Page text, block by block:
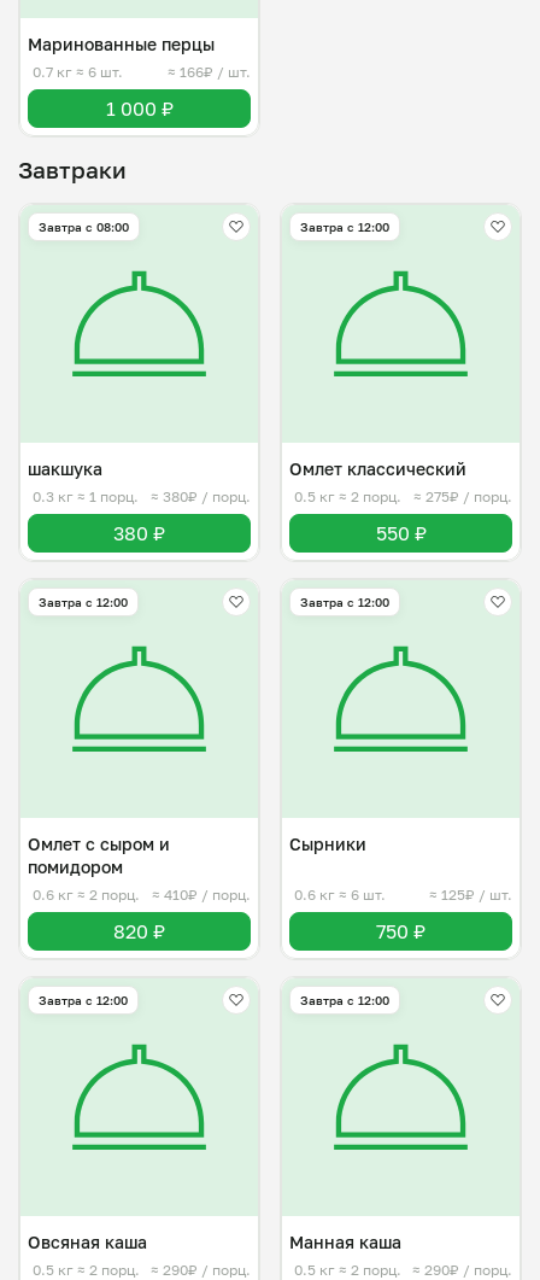
Маринованные перцы
0.7 кг ≈ 6 шт. ≈ 166₽ / шт.
1 000 ₽
Завтраки
Завтра c 08:00
шакшука
0.3 кг ≈ 1 порц. ≈ 380₽ / порц.
380 ₽
Завтра c 12:00
Омлет классический
0.5 кг ≈ 2 порц. ≈ 275₽ / порц.
550 ₽
Завтра c 12:00
Омлет с сыром и
помидором
0.6 кг ≈ 2 порц. ≈ 410₽ / порц.
820 ₽
Завтра c 12:00
Сырники
0.6 кг ≈ 6 шт. ≈ 125₽ / шт.
750 ₽
Завтра c 12:00
Овсяная каша
0.5 кг ≈ 2 порц. ≈ 290₽ / порц.
Завтра c 12:00
Манная каша
0.5 кг ≈ 2 порц. ≈ 290₽ / порц.